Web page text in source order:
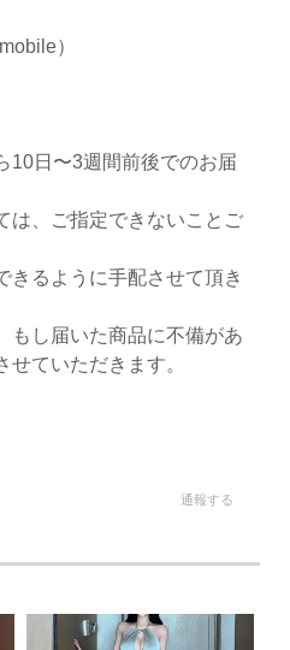
）
10日〜3週間前後でのお届
は、ご指定できないことご
きるように手配させて頂き
もし届いた商品に不備があ
せていただきます。
通報する